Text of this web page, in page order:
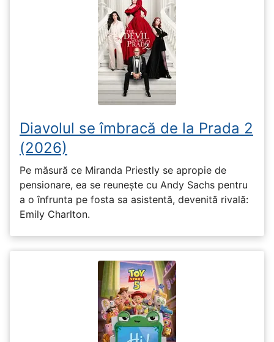
Diavolul se îmbracă de la Prada 2
(2026)
Pe măsură ce Miranda Priestly se apropie de
pensionare, ea se reunește cu Andy Sachs pentru
a o înfrunta pe fosta sa asistentă, devenită rivală:
Emily Charlton.